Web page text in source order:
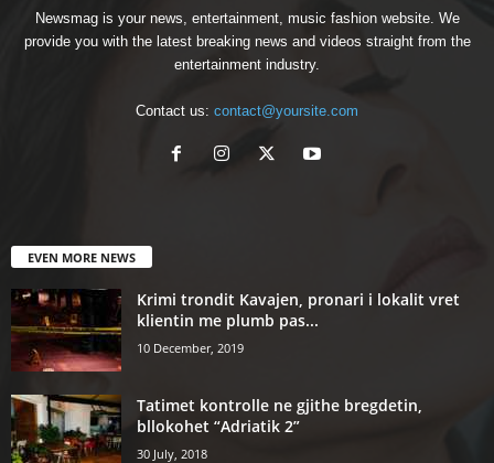
Newsmag is your news, entertainment, music fashion website. We
provide you with the latest breaking news and videos straight from the
entertainment industry.
Contact us: contact@yoursite.com
EVEN MORE NEWS
Krimi trondit Kavajen, pronari i lokalit vret
klientin me plumb pas...
10 December, 2019
Tatimet kontrolle ne gjithe bregdetin,
bllokohet “Adriatik 2”
30 July, 2018